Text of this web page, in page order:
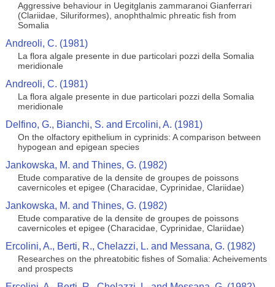
Aggressive behaviour in Uegitglanis zammaranoi Gianferrari
(Clariidae, Siluriformes), anophthalmic phreatic fish from
Somalia
Andreoli, C. (1981)
La flora algale presente in due particolari pozzi della Somalia
meridionale
Andreoli, C. (1981)
La flora algale presente in due particolari pozzi della Somalia
meridionale
Delfino, G., Bianchi, S. and Ercolini, A. (1981)
On the olfactory epithelium in cyprinids: A comparison between
hypogean and epigean species
Jankowska, M. and Thines, G. (1982)
Etude comparative de la densite de groupes de poissons
cavernicoles et epigee (Characidae, Cyprinidae, Clariidae)
Jankowska, M. and Thines, G. (1982)
Etude comparative de la densite de groupes de poissons
cavernicoles et epigee (Characidae, Cyprinidae, Clariidae)
Ercolini, A., Berti, R., Chelazzi, L. and Messana, G. (1982)
Researches on the phreatobitic fishes of Somalia: Acheivements
and prospects